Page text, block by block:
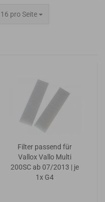
16 pro Seite
pro Seite
Filter passend für
Vallox Vallo Multi
200SC ab 07/2013 | je
1x G4